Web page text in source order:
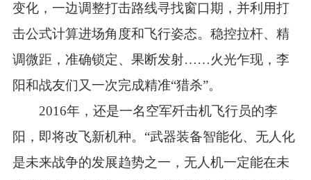
变化，一边调整打击路线寻找窗口期，并利用打
击公式计算进场角度和飞行姿态。稳控拉杆、精
调微距，准确锁定、果断发射……火光乍现，李
阳和战友们又一次完成精准“猎杀”。
2016年，还是一名空军歼击机飞行员的李
阳，即将改飞新机种。“武器装备智能化、无人化
是未来战争的发展趋势之一，无人机一定能在未